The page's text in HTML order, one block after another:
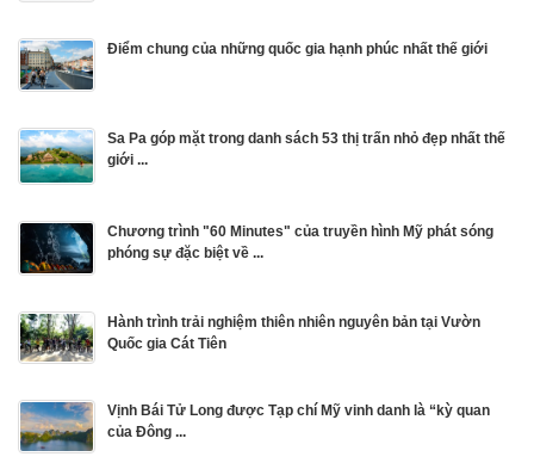
Điểm chung của những quốc gia hạnh phúc nhất thế giới
Sa Pa góp mặt trong danh sách 53 thị trấn nhỏ đẹp nhất thế
giới ...
Chương trình "60 Minutes" của truyền hình Mỹ phát sóng
phóng sự đặc biệt về ...
Hành trình trải nghiệm thiên nhiên nguyên bản tại Vườn
Quốc gia Cát Tiên
Vịnh Bái Tử Long được Tạp chí Mỹ vinh danh là “kỳ quan
của Đông ...